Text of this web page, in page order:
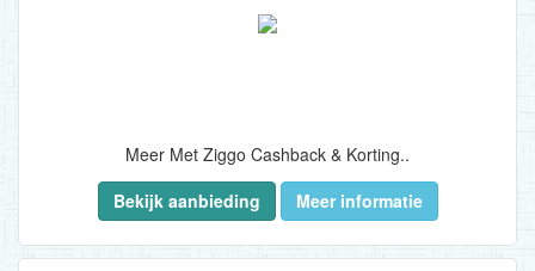
Meer Met Ziggo Cashback & Korting..
Bekijk aanbieding
Meer informatie